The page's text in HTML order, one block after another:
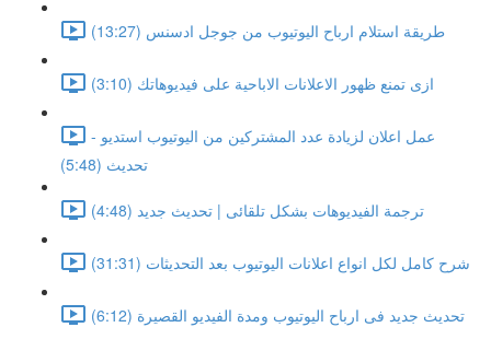
طريقة استلام ارباح اليوتيوب من جوجل ادسنس (13:27)
ازى تمنع ظهور الاعلانات الاباحية على فيديوهاتك (3:10)
عمل اعلان لزيادة عدد المشتركين من اليوتيوب استديو -
تحديث (5:48)
ترجمة الفيديوهات بشكل تلقائى | تحديث جديد (4:48)
شرح كامل لكل انواع اعلانات اليوتيوب بعد التحديثات (31:31)
تحديث جديد فى ارباح اليوتيوب ومدة الفيديو القصيرة (6:12)